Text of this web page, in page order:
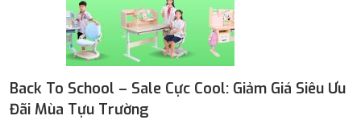
Back To School – Sale Cực Cool: Giảm Giá Siêu Ưu
Đãi Mùa Tựu Trường